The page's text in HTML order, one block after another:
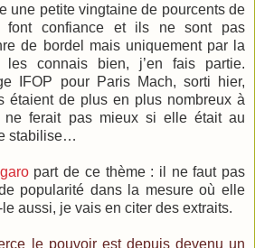
une petite vingtaine de pourcents de
font confiance et ils ne sont pas
de bordel mais uniquement par la
les connais bien, j’en fais partie.
IFOP pour Paris Mach, sorti hier,
étaient de plus en plus nombreux à
ne ferait pas mieux si elle était au
stabilise…
part de ce thème : il ne faut pas
popularité dans la mesure où elle
aussi, je vais en citer des extraits.
le pouvoir est depuis devenu un